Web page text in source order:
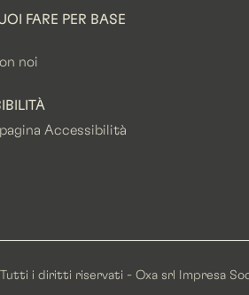
FARE PER BASE
noi
Accessibilità
i diritti riservati - Oxa srl Impresa